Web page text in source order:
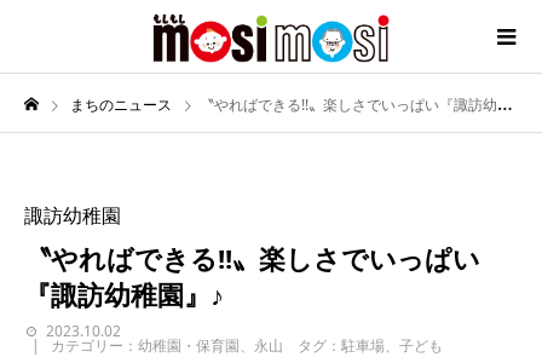
まちのニュース 〝やればできる!!〟楽しさでいっぱい『諏訪幼稚園』♪
諏訪幼稚園
〝やればできる!!〟楽しさでいっぱい
『諏訪幼稚園』♪
2023.10.02
カテゴリー：幼稚園・保育園、永山 タグ：駐車場、子ども